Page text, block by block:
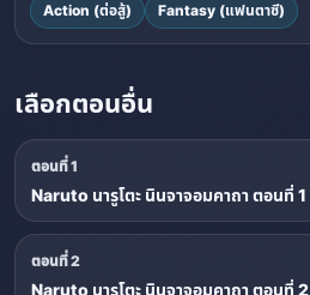
Action (ต่อสู้) Fantasy (แฟนตาซี)
เลือกตอนอื่น
ตอนที่ 1
Naruto นารูโตะ นินจาจอมคาถา ตอนที่ 1
ตอนที่ 2
Naruto นารูโตะ นินจาจอมคาถา ตอนที่ 2